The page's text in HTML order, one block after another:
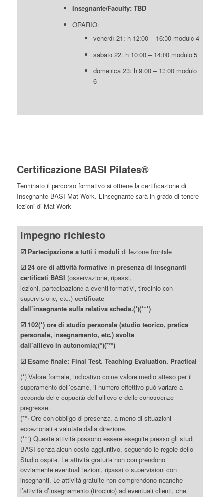
Insegnante/Faculty: TBD
ORARIO:
venerdì 21: h 12:00 – 16:00 modulo 4
sabato 22: h 10:00 – 14:00 modulo 5
domenica 23: h 9:00 – 13:00 modulo
6
Certificazione BASI Pilates®
Terminato il percorso formativo si ottiene la certificazione di
Insegnante BASI Mat Work. L’insegnante sarà in grado di tenere
lezioni di Mat Work
Impegno richiesto
☑ Partecipazione a tutti i moduli di lezione frontale
☑ 24 ore di attività formative in presenza di insegnanti
certificati BASI (osservazione, ripassi,
lezioni, partecipazione a eventi formativi, tirocinio con
supervisione, etc.)certificate
dall’insegnante sulla relativa scheda.(*)(***)
☑ 102(*) ore di studio personale (studio teorico, pratica
personale, insegnamento, etc.) svolte
dall’allievo in autonomia;(*)(***)
☑ Esame finale: Final Test, Teaching Evaluation, Practical
(*) Valore formale, indicativo come valore medio atteso per il
superamento dell’esame, il numero effettivo può variare a
seconda delle capacità dell’allievo e delle conoscenze
pregresse.
(**) Ore con obbligo di presenza, a meno di situazioni
eccezionali e valutate dalla direzione.
(***) Queste attività possono essere eseguite presso gli studi
BASI senza alcun costo aggiuntivo, seguendo le regole dello
Studio ospite. Le attività gratuite non comprendono
ovviamente eventuali lezioni, ripassi o supervisioni con
insegnanti. Le attività gratuite non comprendono neanche
l’attività d’insegnamento (tirocinio) ad eventuali clienti, che